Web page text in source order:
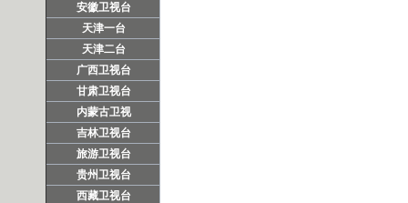
安徽卫视台
天津一台
天津二台
广西卫视台
甘肃卫视台
内蒙古卫视
吉林卫视台
旅游卫视台
贵州卫视台
西藏卫视台